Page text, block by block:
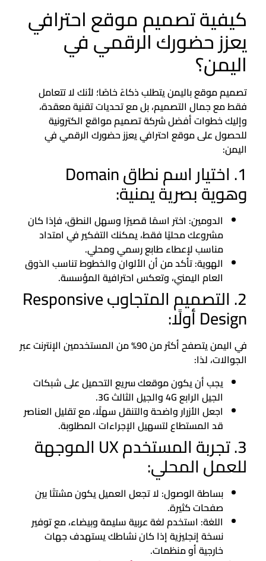
كيفية تصميم موقع احترافي
يعزز حضورك الرقمي في
اليمن؟
تصميم موقع باليمن يتطلب ذكاءً خاصًا؛ لأنك لا تتعامل
فقط مع جمال التصميم، بل مع تحديات تقنية معقدة،
وإليك خطوات أفضل شركة تصميم مواقع الكترونية
للحصول على موقع احترافي يعزز حضورك الرقمي في
اليمن:
1. اختيار اسم نطاق Domain
وهوية بصرية يمنية:
الدومين: اختر اسمًا قصيرًا وسهل النطق، فإذا كان
مشروعك محليًا فقط، يمكنك التفكير في امتداد
مناسب لإعطاء طابع رسمي ومحلي.
الهوية: تأكد من أن الألوان والخطوط تناسب الذوق
العام اليمني، وتعكس احترافية المؤسسة.
2. التصميم المتجاوب Responsive
Design أولًا:
في اليمن يتصفح أكثر من 90% من المستخدمين الإنترنت عبر
الجوالات، لذا:
يجب أن يكون موقعك سريع التحميل على شبكات
الجيل الرابع 4G والجيل الثالث 3G.
اجعل الأزرار واضحة والتنقل سهلًا، مع تقليل العناصر
قد المستطاع لتسهيل الإجراءات المطلوبة.
3. تجربة المستخدم UX الموجهة
للعمل المحلي:
بساطة الوصول: لا تجعل العميل يكون مشتتًا بين
صفحات كثيرة.
اللغة: استخدم لغة عربية سليمة وبيضاء، مع توفير
نسخة إنجليزية إذا كان نشاطك يستهدف جهات
خارجية أو منظمات.